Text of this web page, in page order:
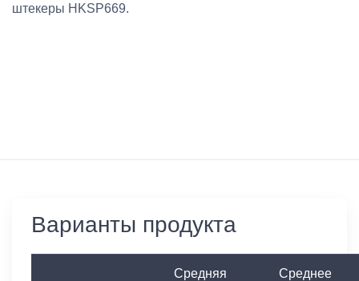
штекеры HKSP669.
Варианты продукта
Средняя
Среднее